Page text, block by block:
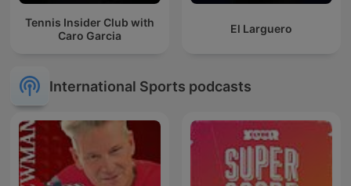
Tennis Insider Club with
Caro Garcia
El Larguero
International Sports podcasts